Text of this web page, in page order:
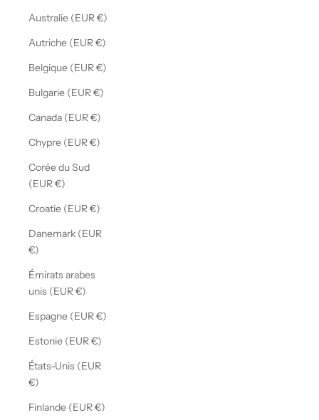
Australie (EUR €)
Autriche (EUR €)
Belgique (EUR €)
Bulgarie (EUR €)
Canada (EUR €)
Chypre (EUR €)
Corée du Sud
(EUR €)
Croatie (EUR €)
Danemark (EUR
€)
Émirats arabes
unis (EUR €)
Espagne (EUR €)
Estonie (EUR €)
États-Unis (EUR
€)
Finlande (EUR €)